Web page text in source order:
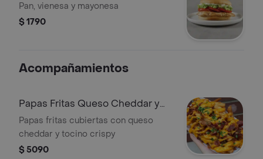
Pan, vienesa y mayonesa
$ 1790
Acompañamientos
Papas Fritas Queso Cheddar y
Tocino
Papas fritas cubiertas con queso
cheddar y tocino crispy
$ 5090